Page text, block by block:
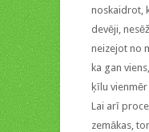
noskaidrot,
devēji,
neizejot no
ka gan
ķīlu
Lai arī
zemākas,